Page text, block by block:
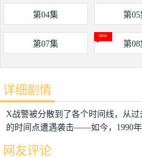
第04集 第05
第07集 第08
详细剧情
X战警被分散到了各个时间线，从
的时间点遭遇袭击——如今，1990年
网友评论